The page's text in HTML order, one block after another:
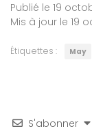
Publié le 19
Mis à jour le 19
Étiquettes : May
S'abonner